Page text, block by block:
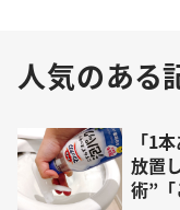
人気のある
「1
放置
術”「